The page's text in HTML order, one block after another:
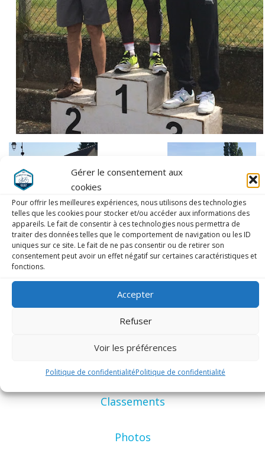
Gérer le consentement aux
cookies
Pour offrir les meilleures expériences, nous utilisons des technologies
telles que les cookies pour stocker et/ou accéder aux informations des
appareils. Le fait de consentir à ces technologies nous permettra de
traiter des données telles que le comportement de navigation ou les ID
uniques sur ce site. Le fait de ne pas consentir ou de retirer son
consentement peut avoir un effet négatif sur certaines caractéristiques et
fonctions.
Accepter
Refuser
Voir les préférences
Politique de confidentialitéPolitique de confidentialité
Sur un
les Podiums.
Une place de 2e pour Bernard Vergereau en +
Gilles Louvel 8eme et Jacques Dumarquez 9eme.
En 50, 59 ans, Gilles Bouyer termine 7eme.
Classements
Photos